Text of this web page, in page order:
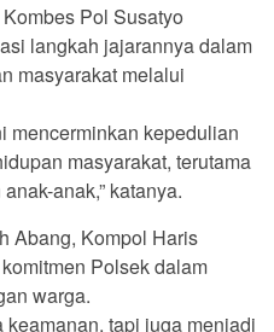
Pol Susatyo
langkah jajarannya dalam
masyarakat melalui
mencerminkan kepedulian
masyarakat, terutama
anak,” katanya.
Abang, Kompol Haris
Polsek dalam
warga.
tapi juga menjadi